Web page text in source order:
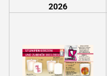
2026